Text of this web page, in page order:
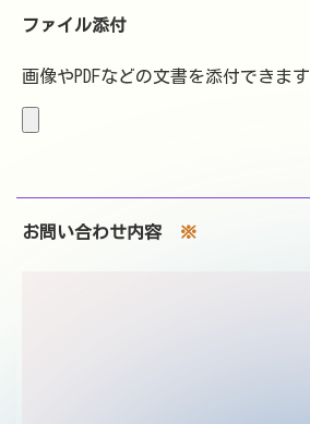
ファイル添付
画像やPDFなどの文書を添付できます
お問い合わせ内容 ※